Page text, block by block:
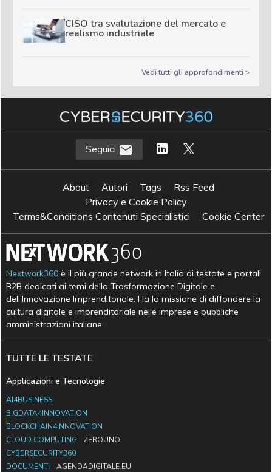
CISO tra svalutazione del mercato e
realismo industriale
Vedi tutti gli approfondimenti >
Seguici
About Autori Tags
Rss Feed
Privacy e Cookie Policy
Terms&Conditions Contenuti Specialistici
Cookie Center
Nextwork360 è il più grande network in Italia di testate e portali
B2B dedicati ai temi della Trasformazione Digitale e
dell’Innovazione Imprenditoriale. Ha la missione di diffondere la
cultura digitale e imprenditoriale nelle imprese e pubbliche
amministrazioni italiane.
TUTTE LE TESTATE
Applicazioni e Tecnologie
AI4BUSINESS
BIGDATA4INNOVATION
BLOCKCHAIN4INNOVATION
CLOUD COMPUTING
ZEROUNO
CYBERSECURITY360
DOCUMENTI
AGENDADIGITALE.EU